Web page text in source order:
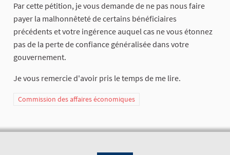
Par cette pétition, je vous demande de ne pas nous faire
payer la malhonnêteté de certains bénéficiaires
précédents et votre ingérence auquel cas ne vous étonnez
pas de la perte de confiance généralisée dans votre
gouvernement.
Je vous remercie d'avoir pris le temps de me lire.
Commission des affaires économiques